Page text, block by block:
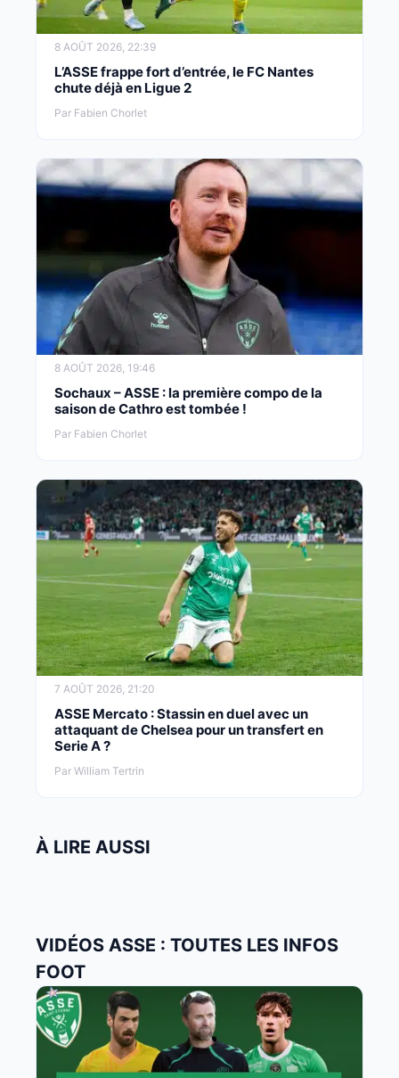
8 AOÛT 2026, 22:39
L’ASSE frappe fort d’entrée, le FC Nantes
chute déjà en Ligue 2
Par Fabien Chorlet
8 AOÛT 2026, 19:46
Sochaux – ASSE : la première compo de la
saison de Cathro est tombée !
Par Fabien Chorlet
7 AOÛT 2026, 21:20
ASSE Mercato : Stassin en duel avec un
attaquant de Chelsea pour un transfert en
Serie A ?
Par William Tertrin
À LIRE AUSSI
VIDÉOS ASSE : TOUTES LES INFOS
FOOT